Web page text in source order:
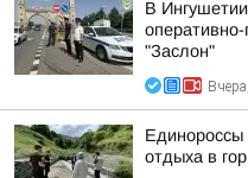
В
"Заслон"
Единороссы
отдыха в